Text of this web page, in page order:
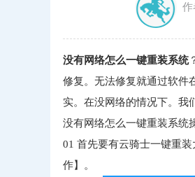
作
没有网络怎么一键重装系统
修复。无法修复就通过软件
实。在没网络的情况下。我
没有网络怎么一键重装系统
01 首先要有云骑士一键重
作】。